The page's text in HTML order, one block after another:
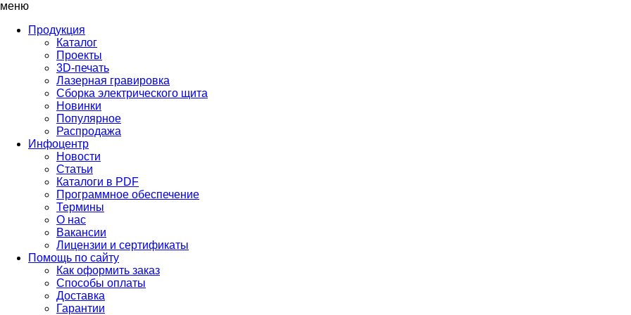
меню
Продукция
Каталог
Проекты
3D-печать
Лазерная гравировка
Сборка электрического щита
Новинки
Популярное
Распродажа
Инфоцентр
Новости
Статьи
Каталоги в PDF
Программное обеспечение
Термины
О нас
Вакансии
Лицензии и сертификаты
Помощь по сайту
Как оформить заказ
Способы оплаты
Доставка
Гарантии